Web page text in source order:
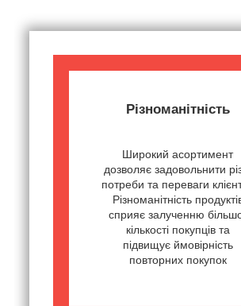
Різноманітність
Широкий асортимент
дозволяє задовольнити
потреби та переваги
Різноманітність
сприяє залученню
кількості покупців та
підвищує ймовірність
повторних покупок